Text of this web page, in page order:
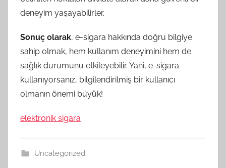
deneyim yaşayabilirler.
Sonuç olarak, e-sigara hakkında doğru bilgiye
sahip olmak, hem kullanım deneyimini hem de
sağlık durumunu etkileyebilir. Yani, e-sigara
kullanıyorsanız, bilgilendirilmiş bir kullanıcı
olmanın önemi büyük!
elektronik sigara
Uncategorized